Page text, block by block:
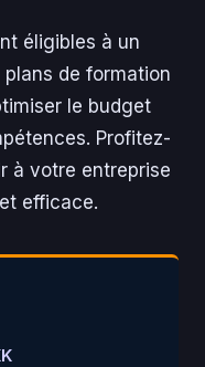
éligibles à un
de formation
le budget
Profitez-
à votre entreprise
efficace.